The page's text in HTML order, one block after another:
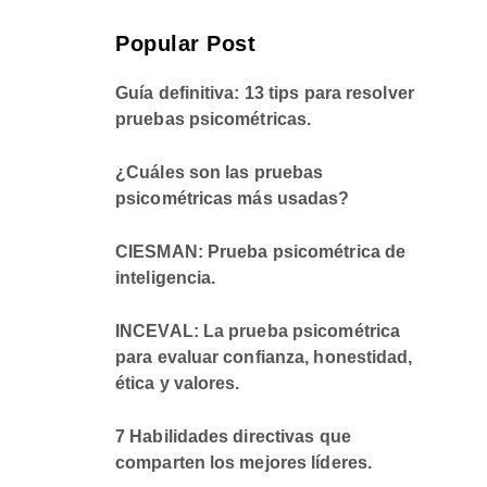
Popular Post
Guía definitiva: 13 tips para resolver
pruebas psicométricas.
¿Cuáles son las pruebas
psicométricas más usadas?
CIESMAN: Prueba psicométrica de
inteligencia.
INCEVAL: La prueba psicométrica
para evaluar confianza, honestidad,
ética y valores.
7 Habilidades directivas que
comparten los mejores líderes.